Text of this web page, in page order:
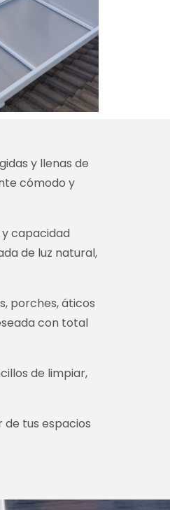
y llenas de
cómodo y
y capacidad
de luz natural,
porches, áticos
con total
de limpiar,
tus espacios